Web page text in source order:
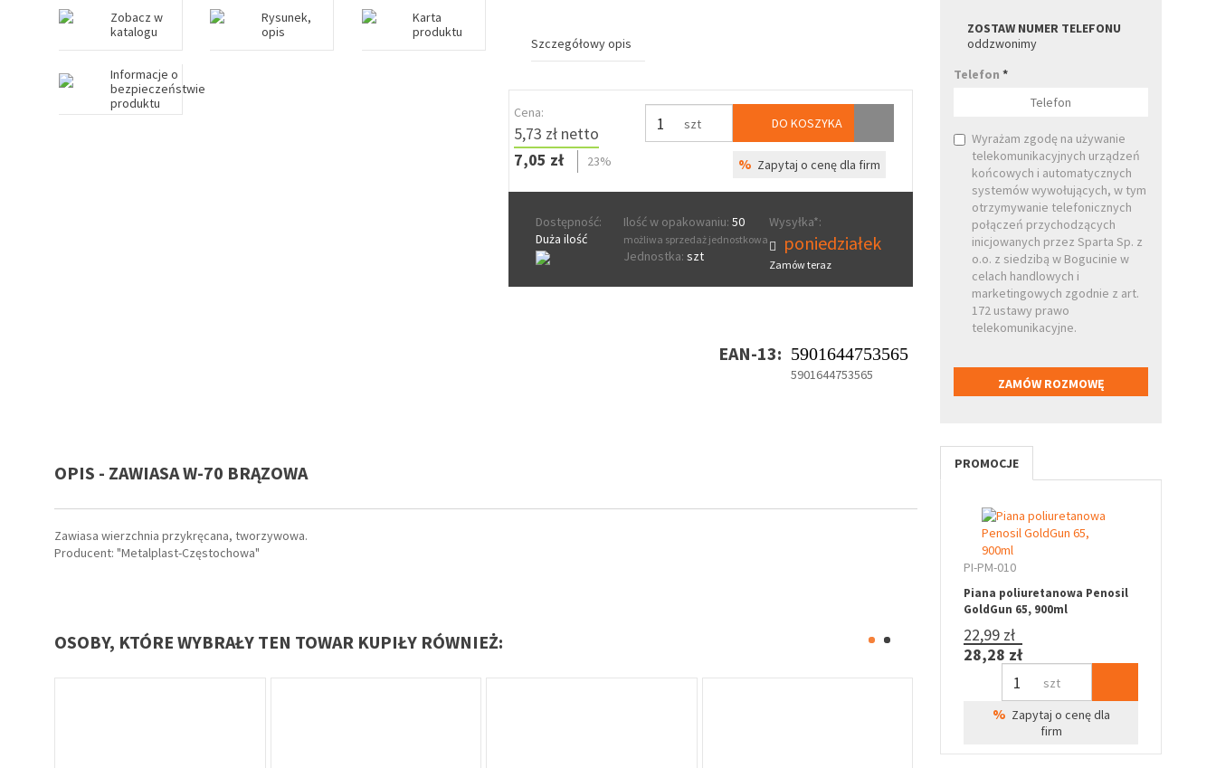
Zobacz w
katalogu
Rysunek,
opis
Karta
produktu
Informacje o
bezpieczeństwie
produktu
Szczegółowy opis
Cena:
5,73 zł netto
7,05 zł
23%
szt DO KOSZYKA
% Zapytaj o cenę dla firm
Dostępność:
Duża ilość
Ilość w opakowaniu: 50
możliwa sprzedaż jednostkowa
Jednostka: szt
Wysyłka*:
poniedziałek
Zamów teraz
EAN-13: 5901644753565
5901644753565
OPIS - ZAWIASA W-70 BRĄZOWA
Zawiasa wierzchnia przykręcana, tworzywowa.
Producent: "Metalplast-Częstochowa"
OSOBY, KTÓRE WYBRAŁY TEN TOWAR KUPIŁY RÓWNIEŻ:
ZOSTAW NUMER TELEFONU
oddzwonimy
Telefon*
Wyrażam zgodę na używanie
telekomunikacyjnych urządzeń
końcowych i automatycznych
systemów wywołujących, w tym
otrzymywanie telefonicznych
połączeń przychodzących
inicjowanych przez Sparta Sp. z
o.o. z siedzibą w Bogucinie w
celach handlowych i
marketingowych zgodnie z art.
172 ustawy prawo
telekomunikacyjne.
PROMOCJE
PI-PM-010
Piana poliuretanowa Penosil
GoldGun 65, 900ml
22,99 zł
28,28 zł
szt
% Zapytaj o cenę dla
firm